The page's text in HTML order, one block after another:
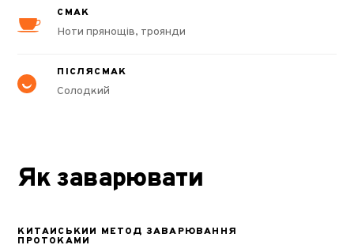
СМАК
Ноти прянощів, троянди
ПІСЛЯСМАК
Солодкий
Як заварювати
КИТАЙСЬКИЙ МЕТОД ЗАВАРЮВАННЯ
ПРОТОКАМИ